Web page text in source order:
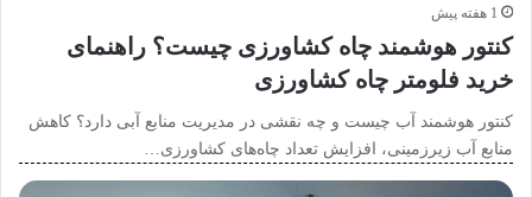
1 هفته پیش
کنتور هوشمند چاه کشاورزی چیست؟ راهنمای
خرید فلومتر چاه کشاورزی
کنتور هوشمند آب چیست و چه نقشی در مدیریت منابع آبی دارد؟ کاهش
منابع آب زیرزمینی، افزایش تعداد چاه‌های کشاورزی…